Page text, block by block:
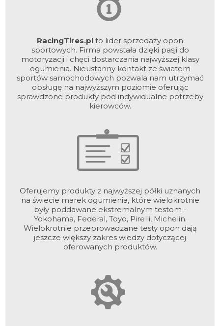
RacingTires.pl to lider sprzedaży opon
sportowych. Firma powstała dzięki pasji do
motoryzacji i chęci dostarczania najwyższej klasy
ogumienia. Nieustanny kontakt ze światem
sportów samochodowych pozwala nam utrzymać
obsługę na najwyższym poziomie oferując
sprawdzone produkty pod indywidualne potrzeby
kierowców.
Oferujemy produkty z najwyższej półki uznanych
na świecie marek ogumienia, które wielokrotnie
były poddawane ekstremalnym testom -
Yokohama, Federal, Toyo, Pirelli, Michelin.
Wielokrotnie przeprowadzane testy opon dają
jeszcze większy zakres wiedzy dotyczącej
oferowanych produktów.